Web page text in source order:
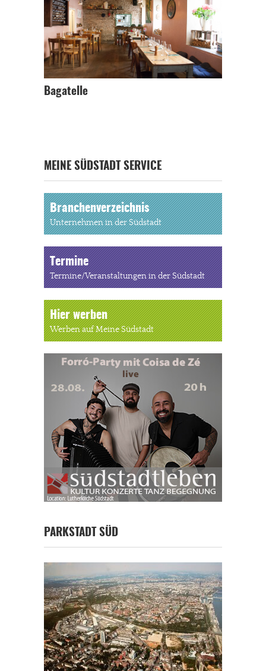
Bagatelle
MEINE SÜDSTADT SERVICE
Branchenverzeichnis
Unternehmen in der Südstadt
Termine
Termine/Veranstaltungen in der Südstadt
Hier werben
Werben auf Meine Südstadt
PARKSTADT SÜD